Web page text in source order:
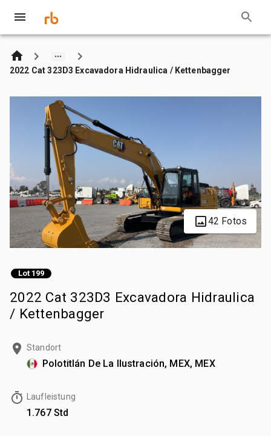
2022 Cat 323D3 Excavadora Hidraulica / Kettenbagger
42 Fotos
Lot 199
2022 Cat 323D3 Excavadora Hidraulica
/ Kettenbagger
Standort
Polotitlán De La Ilustración, MEX, MEX
Laufleistung
1.767 Std